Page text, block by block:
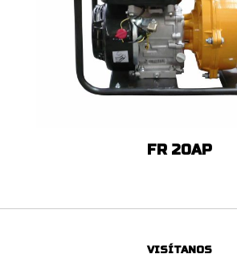
FR 20AP
VISÍTANOS